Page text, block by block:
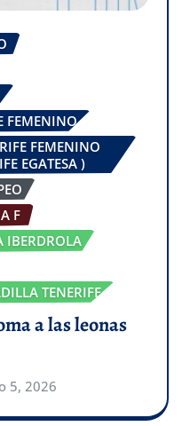
FEMENINO
FEMENINO
EGATESA )
F
IBERDROLA
TENERIFE
a las leonas
5, 2026